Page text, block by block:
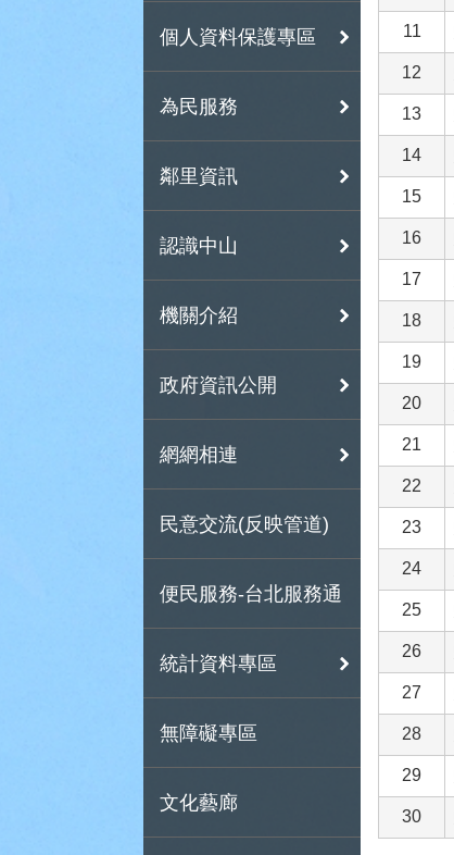
個人資料保護專區
為民服務
鄰里資訊
認識中山
機關介紹
政府資訊公開
網網相連
民意交流(反映管道)
便民服務-台北服務通
統計資料專區
無障礙專區
文化藝廊
11
12
13
14
15
16
17
18
19
20
21
22
23
24
25
26
27
28
29
30